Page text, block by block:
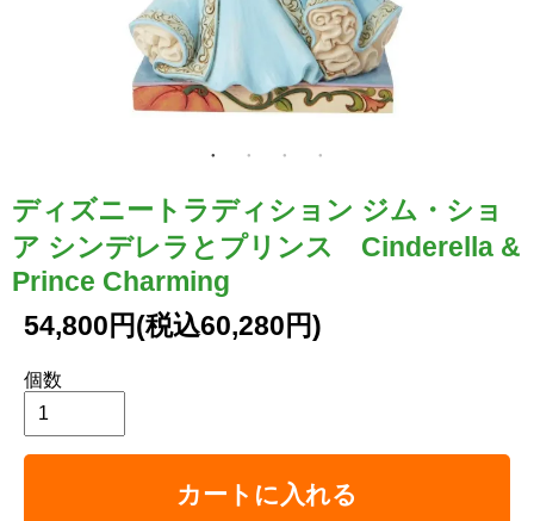
ディズニートラディション ジム・ショ
ア シンデレラとプリンス Cinderella &
Prince Charming
54,800円(税込60,280円)
個数
カートに入れる